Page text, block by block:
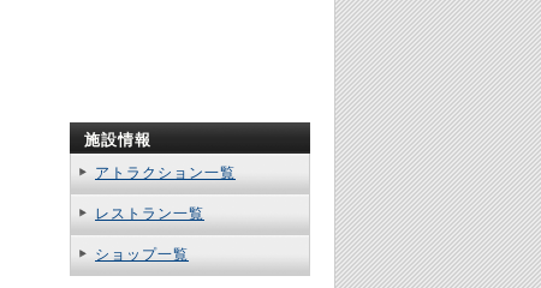
施設情報
アトラクション一覧
レストラン一覧
ショップ一覧